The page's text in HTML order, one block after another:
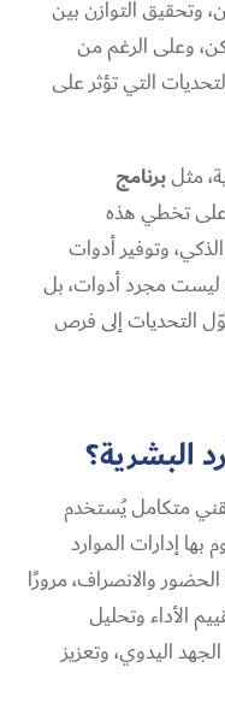
وتحقيق التوازن بين
وعلى الرغم من
التي تؤثر على
مثلبرنامج
تخطي هذه
وتوفير أدوات
ليست مجرد أدوات، بل
التحديات إلى فرص
البشرية؟
تقني متكامل يُستخدم
بها إدارات الموارد
والانصراف، مرورًا
الأداء وتحليل
اليدوي، وتعزيز